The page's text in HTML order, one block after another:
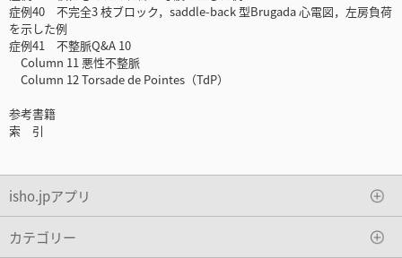
症例40 不完全3 枝ブロック，saddle-back 型Brugada 心電図，左房負荷
を示した例
症例41 不整脈Q&A 10
Column 11 悪性不整脈
Column 12 Torsade de Pointes（TdP）
参考書籍
索 引
isho.jpアプリ
カテゴリー